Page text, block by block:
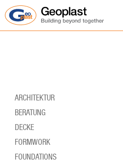
ARCHITEKTUR
BERATUNG
DECKE
FORMWORK
FOUNDATIONS